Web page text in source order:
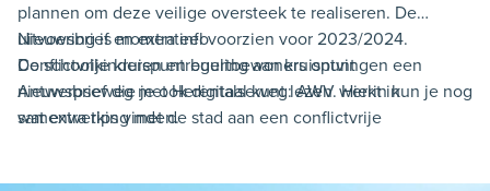
plannen om deze veilige oversteek te realiseren. De
uitvoering is momenteel voorzien voor 2023/2024.
Conflictvrije kruispuntregeling aan kruispunt
Antwerpseweg met Herentalseweg: AWV werkt in
samenwerking met de stad aan een conflictvrije
Nieuwsbrief en extra info
De schoolkinderen en buurtbewoners ontvingen een
nieuwsbrief die je ook digitaal kunt lezen. Hierin kun je nog
wat extra tips vinden.